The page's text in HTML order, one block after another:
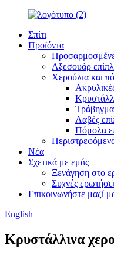
Σπίτι
Προϊόντα
Αξεσουάρ
Χερούλια και
Τράβηγμα
Λαβές
Πόμολα
Νέα
Σχετικά με εμάς
Ξενάγηση στο
Συχνές
Επικοινωνήστε μαζί
English
Κρυστάλλινα